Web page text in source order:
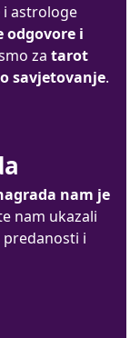
i astrologe
odgovore i
za tarot
savjetovanje.
nam je
nam ukazali
i